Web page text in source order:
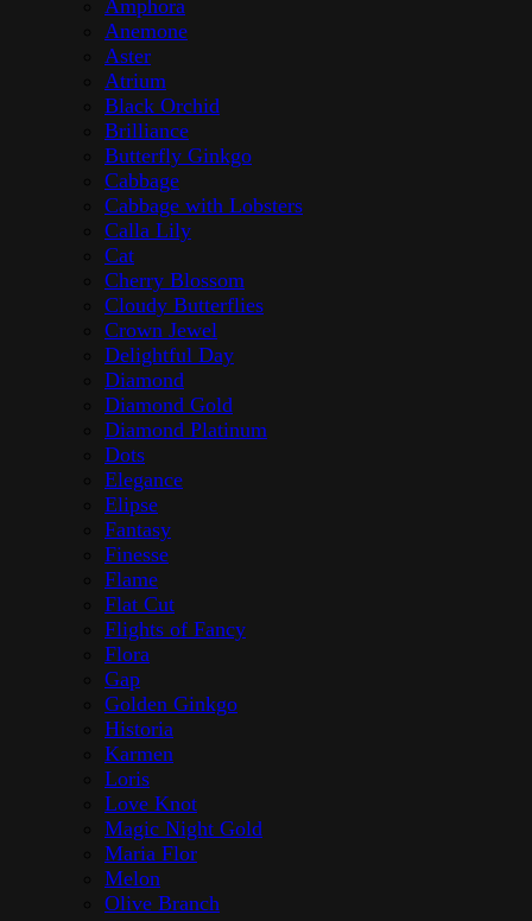
Amphora
Anemone
Aster
Atrium
Black Orchid
Brilliance
Butterfly Ginkgo
Cabbage
Cabbage with Lobsters
Calla Lily
Cat
Cherry Blossom
Cloudy Butterflies
Crown Jewel
Delightful Day
Diamond
Diamond Gold
Diamond Platinum
Dots
Elegance
Elipse
Fantasy
Finesse
Flame
Flat Cut
Flights of Fancy
Flora
Gap
Golden Ginkgo
Historia
Karmen
Loris
Love Knot
Magic Night Gold
Maria Flor
Melon
Olive Branch